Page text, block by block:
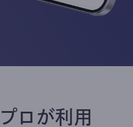
ロが利用